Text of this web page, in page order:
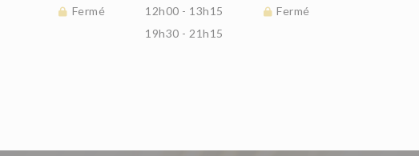
Fermé
12h00 - 13h15
19h30 - 21h15
Fermé